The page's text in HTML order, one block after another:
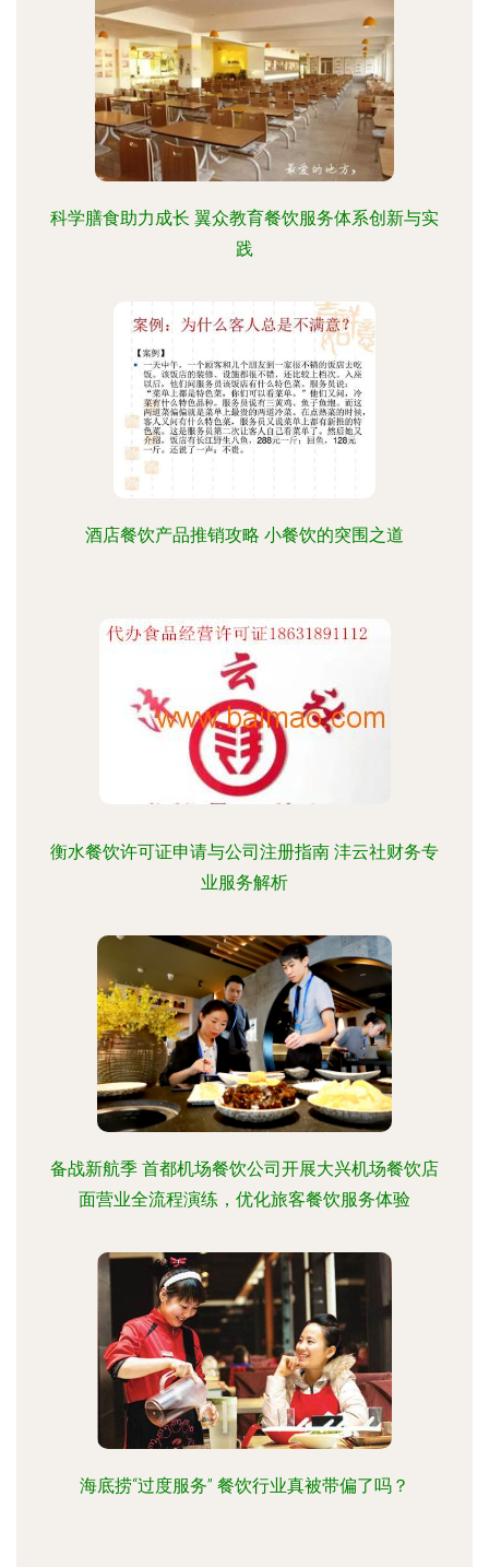
科学膳食助力成长 翼众教育餐饮服务体系创新与实
践
酒店餐饮产品推销攻略 小餐饮的突围之道
衡水餐饮许可证申请与公司注册指南 沣云社财务专
业服务解析
备战新航季 首都机场餐饮公司开展大兴机场餐饮店
面营业全流程演练，优化旅客餐饮服务体验
海底捞“过度服务” 餐饮行业真被带偏了吗？